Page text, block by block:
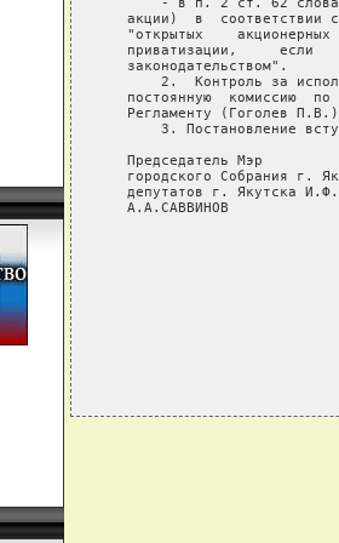
акции)  в  соответствии
"открытых    акционерных
приватизации,     если
   законодательством".
2.  Контроль за
постоянную  комиссию  по
Регламенту (Гоголев
3. Постановление
   Председатель Мэр
городского Собрания г.
депутатов г. Якутска
   А.А.САВВИНОВ